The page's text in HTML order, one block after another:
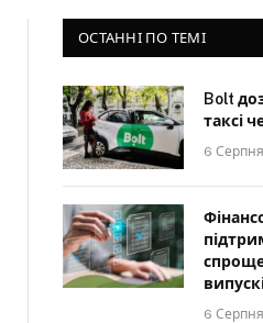
ОСТАННІ ПО ТЕМІ
Bolt
таксі
6
6